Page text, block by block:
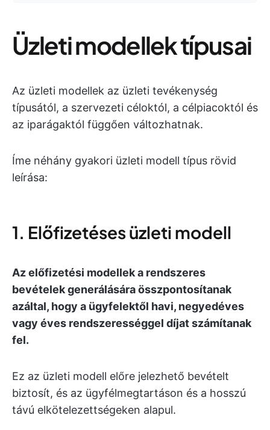
Üzleti modellek típusai
Az üzleti modellek az üzleti tevékenység
típusától, a szervezeti céloktól, a célpiacoktól és
az iparágaktól függően változhatnak.
Íme néhány gyakori üzleti modell típus rövid
leírása:
1. Előfizetéses üzleti modell
Az előfizetési modellek a rendszeres
bevételek generálására összpontosítanak
azáltal, hogy a ügyfelektől havi, negyedéves
vagy éves rendszerességgel díjat számítanak
fel.
Ez az üzleti modell előre jelezhető bevételt
biztosít, és az ügyfélmegtartáson és a hosszú
távú elkötelezettségeken alapul.